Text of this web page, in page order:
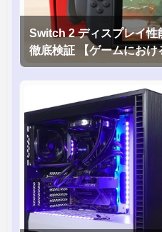
Switch 2 ディスプレイ性
徹底検証 【ゲームにお
1台！】